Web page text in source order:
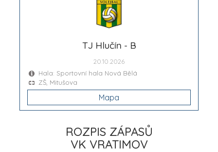
TJ Hlučín - B
20.10.2026
Hala: Sportovní hala Nová Bělá
ZŠ, Mitušova
Mapa
ROZPIS ZÁPASŮ
VK VRATIMOV